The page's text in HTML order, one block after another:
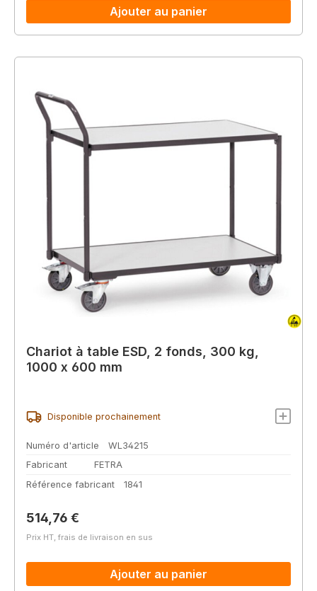
Ajouter au panier
Chariot à table ESD, 2 fonds, 300 kg,
1000 x 600 mm
Disponible prochainement
Numéro d'article
WL34215
Fabricant
FETRA
Référence fabricant
1841
Prix régulier :
514,76 €
Prix HT, frais de livraison en sus
Ajouter au panier